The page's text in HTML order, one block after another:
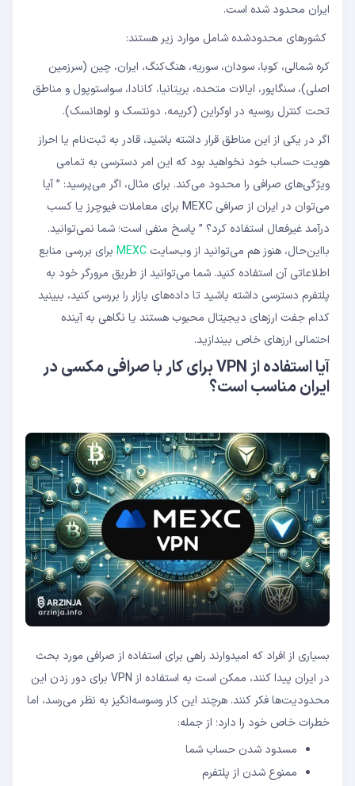
ایران محدود شده است.
کشورهای محدودشده شامل موارد زیر هستند:
کره شمالی، کوبا، سودان، سوریه، هنگ‌کنگ، ایران، چین (سرزمین
اصلی)، سنگاپور، ایالات متحده، بریتانیا، کانادا، سواستوپول و مناطق
تحت کنترل روسیه در اوکراین (کریمه، دونتسک و لوهانسک).
اگر در یکی از این مناطق قرار داشته باشید، قادر به ثبت‌نام یا احراز
هویت حساب خود نخواهید بود که این امر دسترسی به تمامی
ویژگی‌های صرافی را محدود می‌کند. برای مثال، اگر می‌پرسید: ” آیا
می‌توان در ایران از صرافی MEXC برای معاملات فیوچرز یا کسب
درآمد غیرفعال استفاده کرد؟ ” پاسخ منفی است؛ شما نمی‌توانید.
با‌این‌حال، هنوز هم می‌توانید از وب‌سایت MEXC برای بررسی منابع
اطلاعاتی آن استفاده کنید. شما می‌توانید از طریق مرورگر خود به
پلتفرم دسترسی داشته باشید تا داده‌های بازار را بررسی کنید، ببینید
کدام جفت ارزهای دیجیتال محبوب هستند یا نگاهی به آینده
احتمالی ارزهای خاص بیندازید.
آیا استفاده از VPN برای کار با صرافی مکسی در
ایران مناسب است؟
بسیاری از افراد که امیدوارند راهی برای استفاده از صرافی مورد بحث
در ایران پیدا کنند، ممکن است به استفاده از VPN برای دور زدن این
محدودیت‌ها فکر کنند. هرچند این کار وسوسه‌انگیز به نظر می‌رسد، اما
خطرات خاص خود را دارد؛ از جمله:
مسدود شدن حساب شما
ممنوع شدن از پلتفرم